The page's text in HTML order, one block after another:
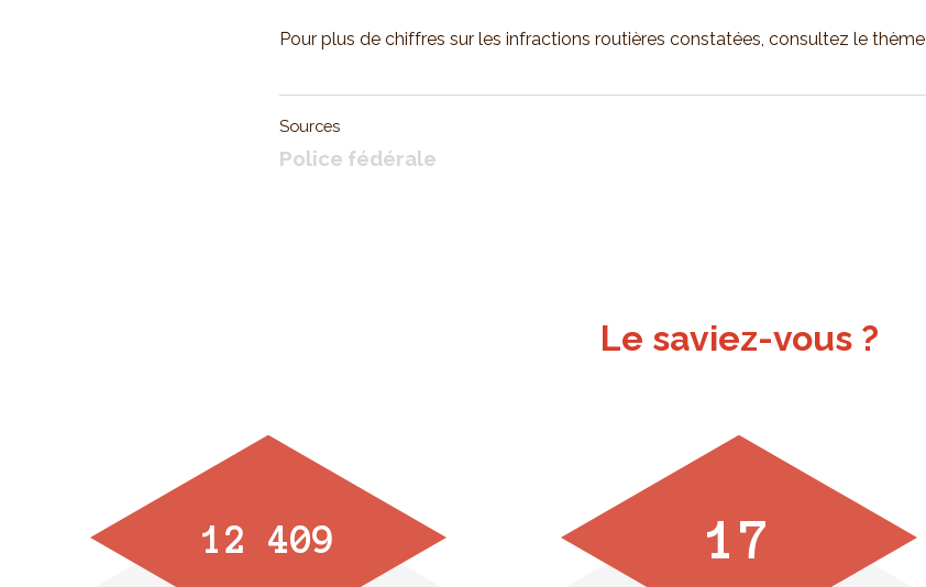
Pour plus de chiffres sur les infractions routières constatées, consultez le thème
Sources
Police fédérale
Le saviez-vous ?
12 409 17